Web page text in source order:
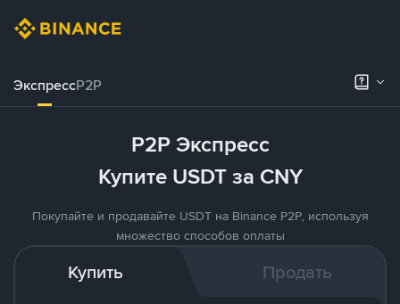
ЭкспрессP2P
P2P Экспресс
Купите USDT за CNY
Покупайте и продавайте USDT на Binance P2P, используя
множество способов оплаты
Купить Продать